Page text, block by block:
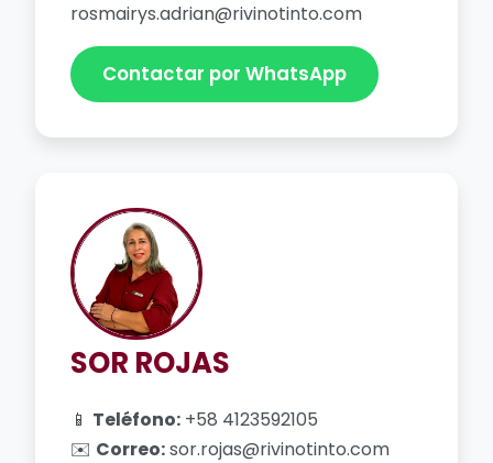
rosmairys.adrian@rivinotinto.com
Contactar por WhatsApp
SOR ROJAS
📱 Teléfono: +58 4123592105
✉️ Correo:sor.rojas@rivinotinto.com